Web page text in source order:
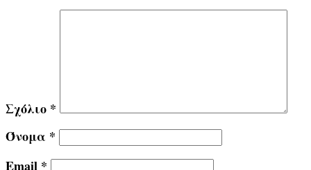
Σχόλιο *
Όνομα *
Email *